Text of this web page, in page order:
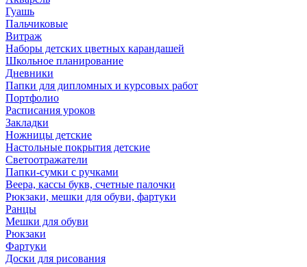
Гуашь
Пальчиковые
Витраж
Наборы детских цветных карандашей
Школьное планирование
Дневники
Папки для дипломных и курсовых работ
Портфолио
Расписания уроков
Закладки
Ножницы детские
Настольные покрытия детские
Светоотражатели
Папки-сумки с ручками
Веера, кассы букв, счетные палочки
Рюкзаки, мешки для обуви, фартуки
Ранцы
Мешки для обуви
Рюкзаки
Фартуки
Доски для рисования